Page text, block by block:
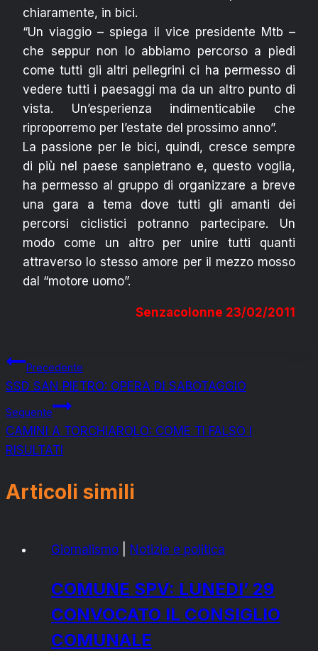
chiaramente, in bici.
“Un viaggio – spiega il vice presidente Mtb –
che seppur non lo abbiamo percorso a piedi
come tutti gli altri pellegrini ci ha permesso di
vedere tutti i paesaggi ma da un altro punto di
vista. Un’esperienza indimenticabile che
riproporremo per l’estate del prossimo anno”.
La passione per le bici, quindi, cresce sempre
di più nel paese sanpietrano e, questo voglia,
ha permesso al gruppo di organizzare a breve
una gara a tema dove tutti gli amanti dei
percorsi ciclistici potranno partecipare. Un
modo come un altro per unire tutti quanti
attraverso lo stesso amore per il mezzo mosso
dal “motore uomo”.
Senzacolonne 23/02/2011
Navigazione
articoli
Precedente
SSD SAN PIETRO: OPERA DI SABOTAGGIO
Seguente
CAMINI A TORCHIAROLO: COME TI FALSO I
RISULTATI
Articoli simili
Giornalismo Notizie e politica
COMUNE SPV: LUNEDI’ 29
CONVOCATO IL CONSIGLIO
COMUNALE